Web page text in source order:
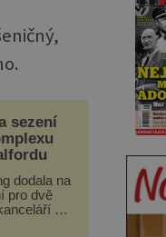
sezení
dodala na
pro dvě
v